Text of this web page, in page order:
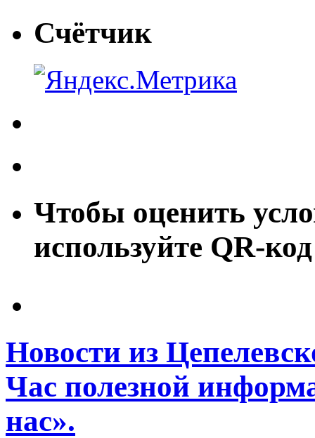
Счётчик
Чтобы оценить
используйте QR-код
Новости из
Час полезной
нас».